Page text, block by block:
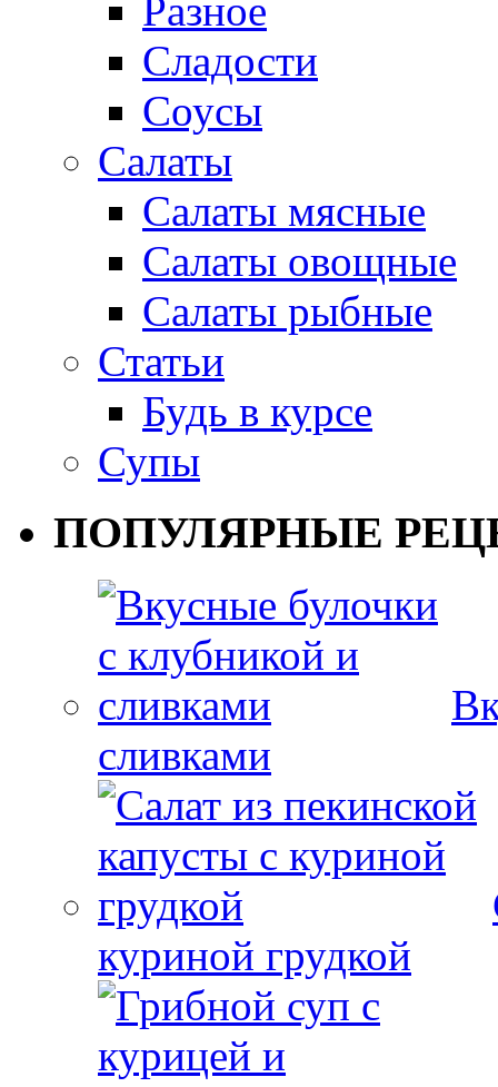
Разное
Сладости
Соусы
Салаты
Салаты мясные
Салаты овощные
Салаты рыбные
Статьи
Будь в курсе
Супы
ПОПУЛЯРНЫЕ
сливками
куриной грудкой